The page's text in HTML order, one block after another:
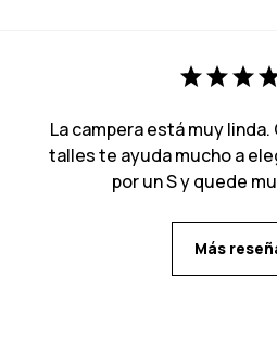
La campera está muy
talles te ayuda mucho a
por un S y quede
Más